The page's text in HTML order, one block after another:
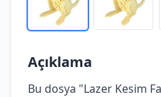
Açıklama
Bu dosya "Lazer Kesim